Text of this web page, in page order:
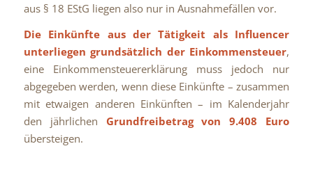
aus § 18 EStG liegen also nur in Ausnahmefällen vor.
Die Einkünfte aus der Tätigkeit als Influencer
unterliegen grundsätzlich der Einkommensteuer,
eine Einkommensteuererklärung muss jedoch nur
abgegeben werden, wenn diese Einkünfte – zusammen
mit etwaigen anderen Einkünften – im Kalenderjahr
den jährlichen Grundfreibetrag von 9.408 Euro
übersteigen.